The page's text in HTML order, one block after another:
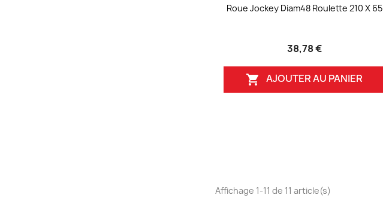
Roue Jockey Diam48 Roulette 210 X 65
38,78 €
 AJOUTER AU PANIER
Affichage 1-11 de 11 article(s)